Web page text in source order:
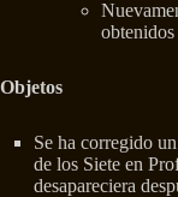
Objetos
Se ha corregido
de los Siete en
desapareciera